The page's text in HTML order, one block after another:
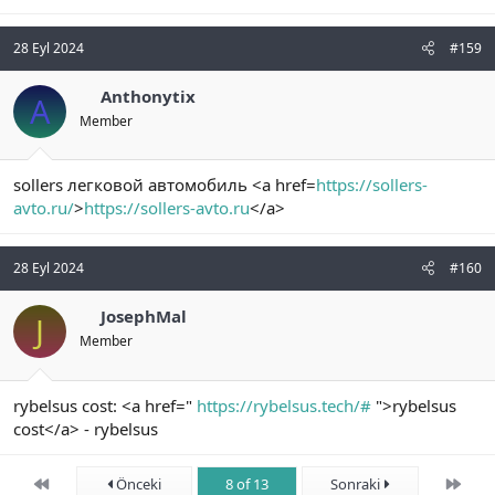
28 Eyl 2024 #159
A Anthonytix
Member
sollers легковой автомобиль <a href=https://sollers-
avto.ru/>https://sollers-avto.ru</a>
28 Eyl 2024 #160
J JosephMal
Member
rybelsus cost: <a href=" https://rybelsus.tech/# ">rybelsus
cost</a> - rybelsus
First Önceki 8 of 13 Sonraki Son